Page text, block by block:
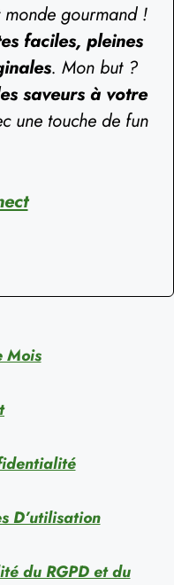
gourmand !
faciles, pleines
. Mon but ?
saveurs à votre
une touche de fun
Mois
D’utilisation
du RGPD et du